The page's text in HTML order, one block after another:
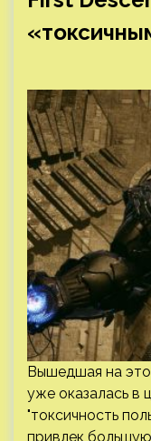
Вышедшая на
уже оказалась в
"токсичность
привлек